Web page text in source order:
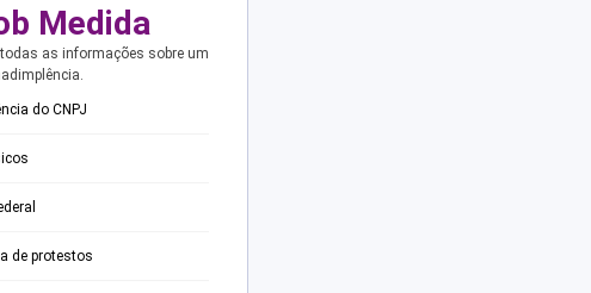
Medida
as informações sobre um
do CNPJ
de protestos